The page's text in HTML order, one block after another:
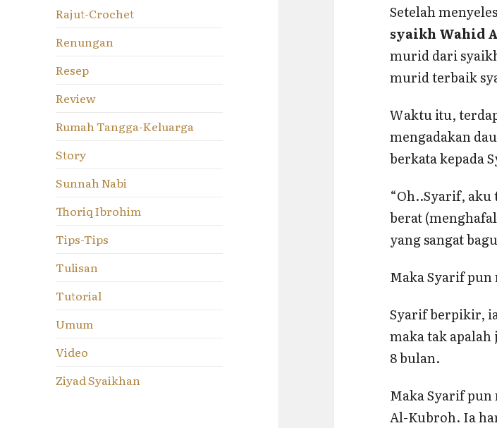
Rajut-Crochet
Renungan
Resep
Review
Rumah Tangga-Keluarga
Story
Sunnah Nabi
Thoriq Ibrohim
Tips-Tips
Tulisan
Tutorial
Umum
Video
Ziyad Syaikhan
Setelah
syaikh Wahid
murid dari
murid terbaik
Waktu itu,
mengadakan
berkata kepada
“Oh..Syarif,
berat
yang sangat
Maka Syarif pun
Syarif berpikir,
maka tak
8 bulan.
Maka Syarif
Al-Kubroh. Ia